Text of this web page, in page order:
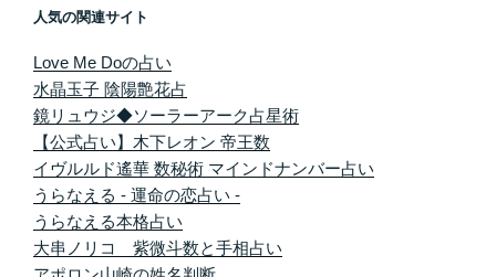
人気の関連サイト
Love Me Doの占い
水晶玉子 陰陽艶花占
鏡リュウジ◆ソーラーアーク占星術
【公式占い】木下レオン 帝王数
イヴルルド遙華 数秘術 マインドナンバー占い
うらなえる - 運命の恋占い -
うらなえる本格占い
大串ノリコ 紫微斗数と手相占い